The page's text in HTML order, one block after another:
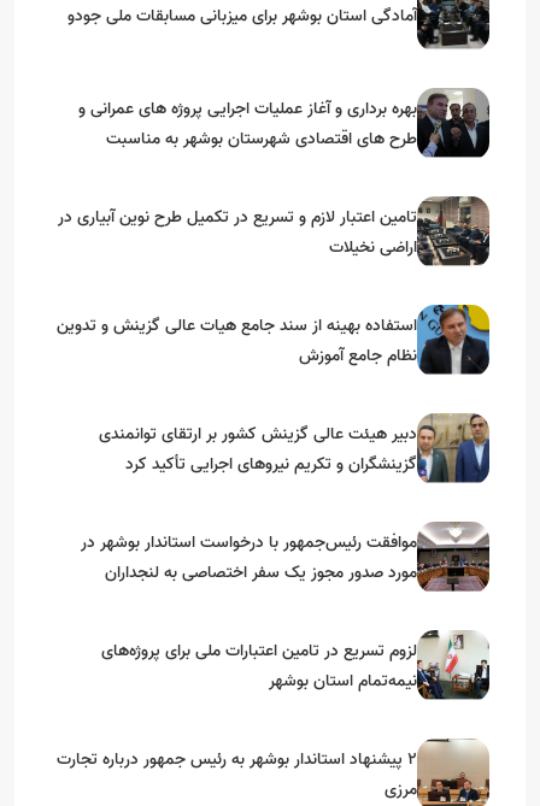
آمادگی استان بوشهر برای میزبانی مسابقات ملی جودو
بهره برداری و آغاز عملیات اجرایی پروژه های عمرانی و
طرح های اقتصادی شهرستان بوشهر به مناسبت
تامین اعتبار لازم و تسریع در تکمیل طرح نوین آبیاری در
اراضی نخیلات
استفاده بهینه از سند جامع هیات عالی گزینش و‌ تدوین
نظام جامع آموزش
دبیر هیئت عالی گزینش کشور بر ارتقای توانمندی
گزینشگران و تکریم نیروهای اجرایی تأکید کرد
موافقت رئیس‌جمهور با درخواست استاندار بوشهر در
مورد صدور مجوز یک سفر اختصاصی به لنجداران
لزوم تسریع در تامین اعتبارات ملی برای پروژه‌های
نیمه‌تمام استان بوشهر
۲ پیشنهاد استاندار بوشهر به رئیس جمهور درباره تجارت
مرزی